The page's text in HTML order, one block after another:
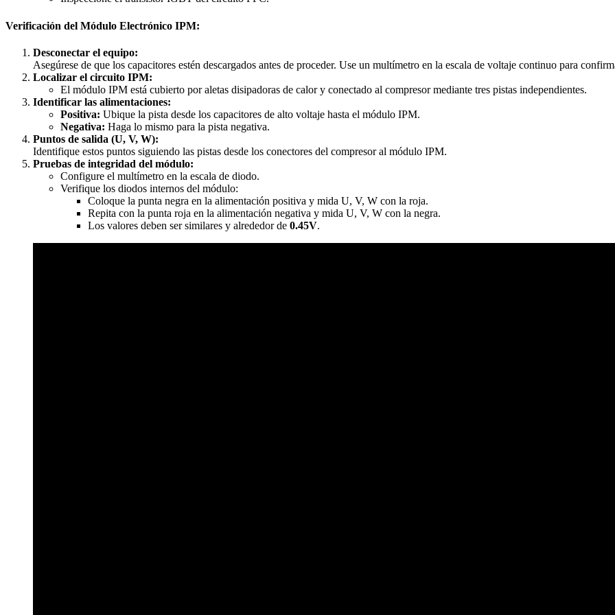
Verificación del Módulo Electrónico IPM:
Desconectar el equipo:
Asegúrese de que los capacitores estén descargados antes de proceder. Use un multímetro en la escala de voltaje continuo para
Localizar el circuito IPM:
El módulo IPM está cubierto por aletas disipadoras de calor y conectado al compresor mediante tres pistas independientes.
Identificar las alimentaciones:
Positiva: Ubique la pista desde los capacitores de alto voltaje hasta el módulo IPM.
Negativa: Haga lo mismo para la pista negativa.
Puntos de salida (U, V, W):
Identifique estos puntos siguiendo las pistas desde los conectores del compresor al módulo IPM.
Pruebas de integridad del módulo:
Configure el multímetro en la escala de diodo.
Verifique los diodos internos del módulo:
Coloque la punta negra en la alimentación positiva y mida U, V, W con la roja.
Repita con la punta roja en la alimentación negativa y mida U, V, W con la negra.
Los valores deben ser similares y alrededor de 0.45V.